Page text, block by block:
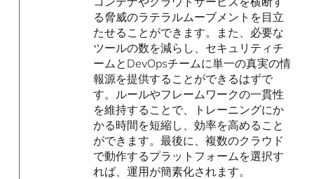
る脅威のラテラルムーブメントを目立
たせることができます。また、必要な
ツールの数を減らし、セキュリティチ
ームとDevOpsチームに単一の真実の情
報源を提供することができるはずで
す。ルールやフレームワークの一貫性
を維持することで、トレーニングにか
かる時間を短縮し、効率を高めること
ができます。最後に、複数のクラウド
で動作するプラットフォームを選択す
れば、運用が簡素化されます。